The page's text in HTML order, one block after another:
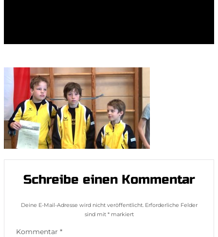
Schreibe einen Kommentar
Deine E-Mail-Adresse wird nicht veröffentlicht. Erforderliche Felder
sind mit *markiert
Kommentar *